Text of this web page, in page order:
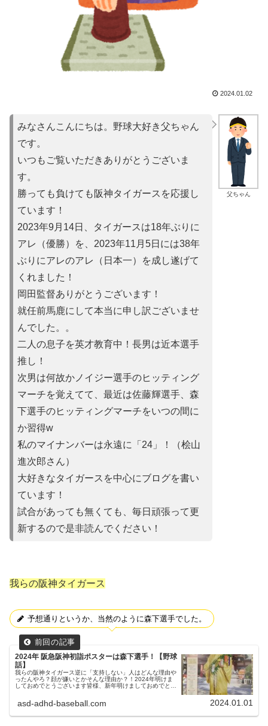
2024.01.02
父ちゃん
みなさんこんにちは。野球大好き父ちゃん
です。
いつもご覧いただきありがとうございま
す。
勝っても負けても阪神タイガースを応援し
ています！
2023年9月14日、タイガースは18年ぶりに
アレ（優勝）を 、2023年11月5日には38年
ぶりにアレのアレ（日本一）を成し遂げて
くれました！
岡田監督ありがとうございます！
就任前馬鹿にして本当に申し訳ございませ
んでした。。
二人の息子を英才教育中！長男は近本選手
推し！
次男は何故かノイ ジー選手のヒッティング
マーチを覚えてて、最近は佐藤輝選手、森
下選手のヒッティングマーチをいつの間に
か習得w
私のマイナンバーは永遠に「24」！（桧山
進次郎さん）
大好きなタイガースを中心にブログを書い
ています！
試合があって も無くても、毎日頑張って更
新するので是非読んでください！
我らの阪神タイガース
予想通りというか、当然のように森下選手でした。
2024年 阪急阪神初詣ポスターは森下選手！【野球
話】
我らの阪神タイガース逆に「支持しない」人はどんな理由や
ったんやろ？顔が嫌いとかそんな理由か？！2024年明けま
しておめでとうございます皆様、新年明けましておめでとう
って綴っていきたいと思...
asd-adhd-baseball.com 2024.01.01